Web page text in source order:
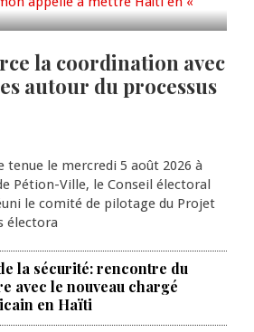
la coordination avec
autour du processus
tenue le mercredi 5 août 2026 à
Pétion-Ville, le Conseil électoral
le comité de pilotage du Projet
électora
la sécurité: rencontre du
avec le nouveau chargé
en Haïti